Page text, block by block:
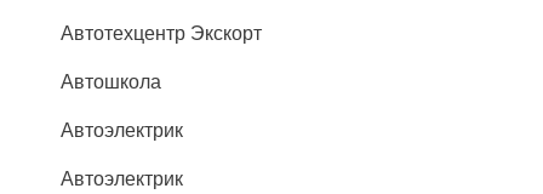
Автотехцентр Экскорт
Автошкола
Автоэлектрик
Автоэлектрик